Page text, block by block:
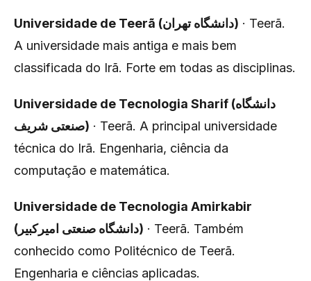
Universidade de Teerã (دانشگاه تهران) · Teerã.
A universidade mais antiga e mais bem
classificada do Irã. Forte em todas as disciplinas.
Universidade de Tecnologia Sharif (دانشگاه
صنعتی شریف) · Teerã. A principal universidade
técnica do Irã. Engenharia, ciência da
computação e matemática.
Universidade de Tecnologia Amirkabir
(دانشگاه صنعتی امیرکبیر) · Teerã. Também
conhecido como Politécnico de Teerã.
Engenharia e ciências aplicadas.